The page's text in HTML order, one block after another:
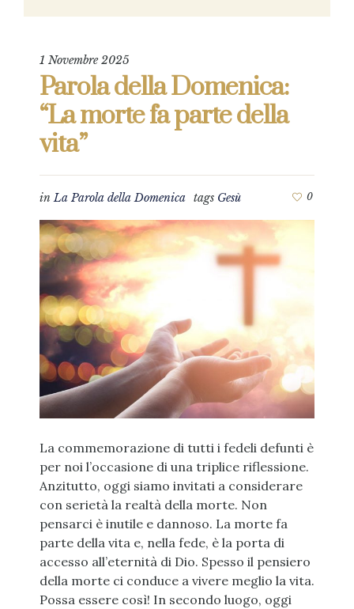
1 Novembre 2025
Parola della Domenica:
“La morte fa parte della
vita”
inLa Parola della Domenica tags Gesù 0
La commemorazione di tutti i fedeli defunti è
per noi l’occasione di una triplice riflessione.
Anzitutto, oggi siamo invitati a considerare
con serietà la realtà della morte. Non
pensarci è inutile e dannoso. La morte fa
parte della vita e, nella fede, è la porta di
accesso all’eternità di Dio. Spesso il pensiero
della morte ci conduce a vivere meglio la vita.
Possa essere così! In secondo luogo, oggi